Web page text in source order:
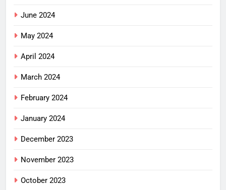
June 2024
May 2024
April 2024
March 2024
February 2024
January 2024
December 2023
November 2023
October 2023